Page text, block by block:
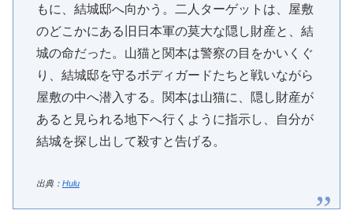
もに、結城邸へ向かう。二人ターゲットは、屋敷
のどこかにある旧日本軍の莫大な隠し財産と、結
城の命だった。山猫と関本は警察の目をかいくぐ
り、結城邸を守るボディガードたちと戦いながら
屋敷の中へ潜入する。関本は山猫に、隠し財産が
あると見られる地下へ行くように指示し、自分が
結城を探し出して殺すと告げる。
出典： Hulu